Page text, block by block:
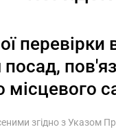
перевірки
місцевого
згідно з Указом